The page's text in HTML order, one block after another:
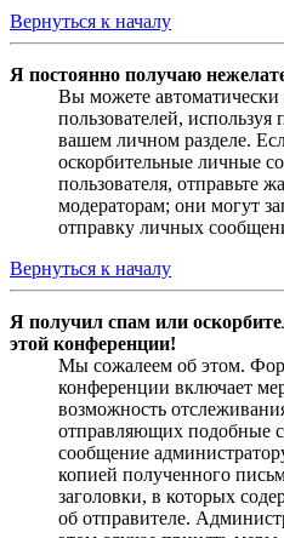
Вернуться к началу
Я постоянно получаю
Вы можете
пользователей,
вашем личном разделе.
оскорбительные личные
пользователя, отправьте
модераторам; они могут
отправку личных
Вернуться к началу
Я получил спам или
этой конференции!
Мы сожалеем об этом.
конференции включает
возможность
отправляющих подобные
сообщение
копией полученного
заголовки, в которых
об отправителе.